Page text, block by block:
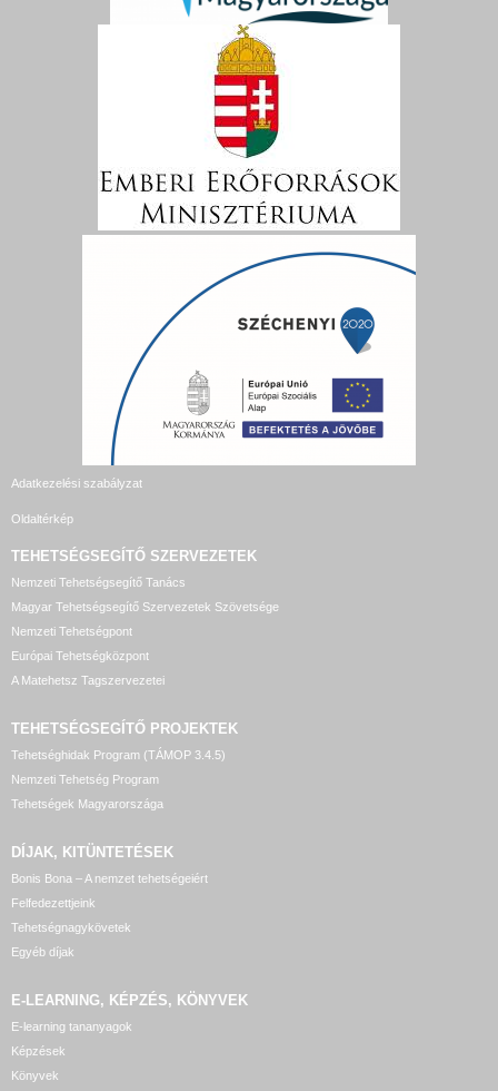
Adatkezelési szabályzat
Oldaltérkép
TEHETSÉGSEGÍTŐ SZERVEZETEK
Nemzeti Tehetségsegítő Tanács
Magyar Tehetségsegítő Szervezetek Szövetsége
Nemzeti Tehetségpont
Európai Tehetségközpont
A Matehetsz Tagszervezetei
TEHETSÉGSEGÍTŐ PROJEKTEK
Tehetséghidak Program (TÁMOP 3.4.5)
Nemzeti Tehetség Program
Tehetségek Magyarországa
DÍJAK, KITÜNTETÉSEK
Bonis Bona – A nemzet tehetségeiért
Felfedezettjeink
Tehetségnagykövetek
Egyéb díjak
E-LEARNING, KÉPZÉS, KÖNYVEK
E-learning tananyagok
Képzések
Könyvek